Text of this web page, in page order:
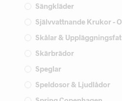
Sängkläder
Självvattnande Krukor -
Skålar & Uppläggningsfat
Skärbrädor
Speglar
Speldosor & Ljudlådor